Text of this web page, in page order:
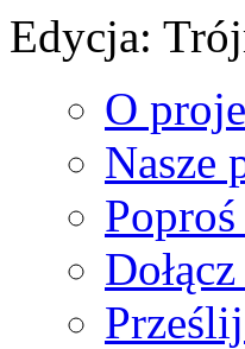
Edycja:
O
Nasze